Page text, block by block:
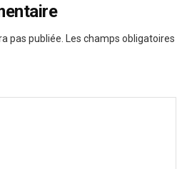
pas publiée.
Les champs obligatoires